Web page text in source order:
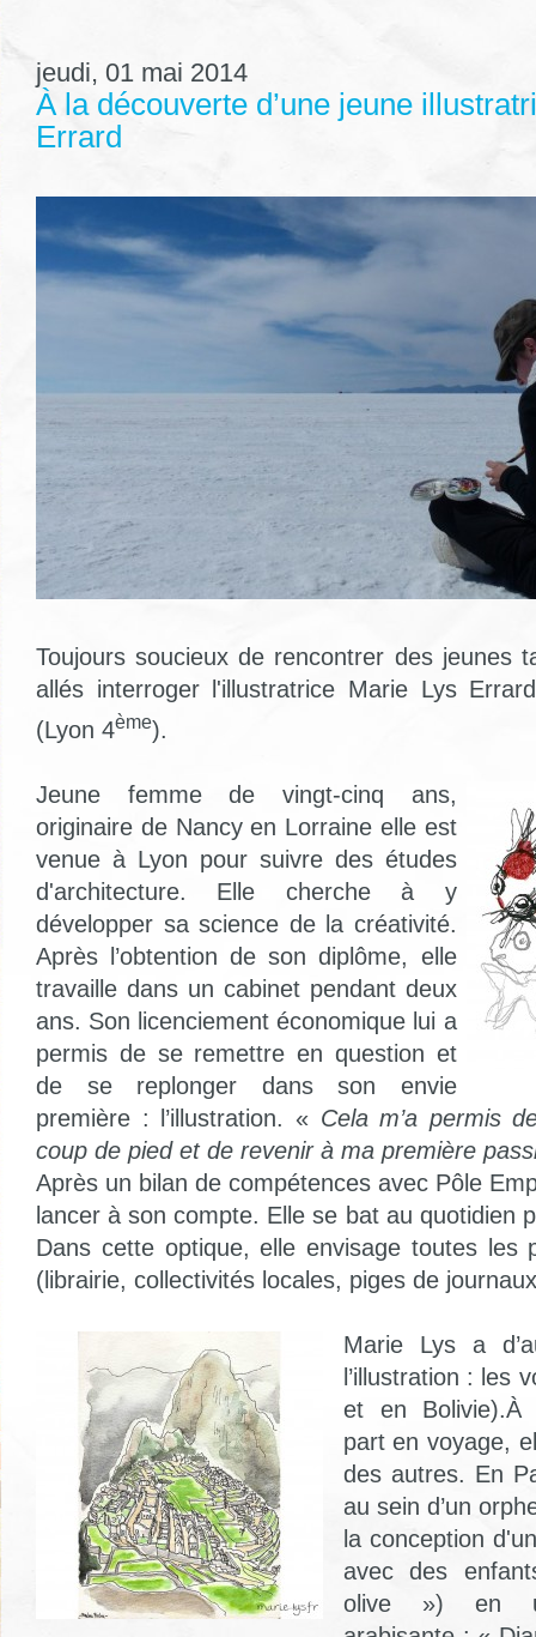
jeudi, 01 mai 2014
À la découverte d’une jeune
Errard
Toujours soucieux de rencontrer des jeunes
allés interroger l'illustratrice Marie Lys
(Lyon 4ème).
Jeune femme de vingt-cinq ans,
originaire de Nancy en Lorraine elle est
venue à Lyon pour suivre des études
d'architecture. Elle cherche à y
développer sa science de la créativité.
Après l’obtention de son diplôme, elle
travaille dans un cabinet pendant deux
ans. Son licenciement économique lui a
permis de se remettre en question et
de se replonger dans son envie
première : l’illustration. « Cela m’a permis
coup de pied et de revenir à ma première
Après un bilan de compétences avec Pôle
lancer à son compte. Elle se bat au quotidien
Dans cette optique, elle envisage toutes les
(librairie, collectivités locales, piges de
Marie Lys a
l’illustration : les
et en Bolivie).À
part en voyage,
des autres. En
au sein d’un
la conception
avec des
olive ») en